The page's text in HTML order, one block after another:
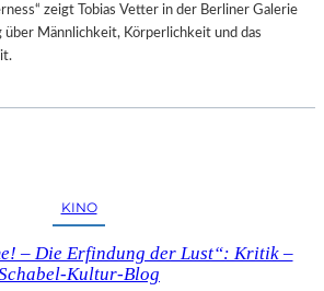
zeigt Tobias Vetter in der Berliner Galerie
Männlichkeit, Körperlichkeit und das
KINO
– Die Erfindung der Lust“: Kritik –
Kultur-Blog